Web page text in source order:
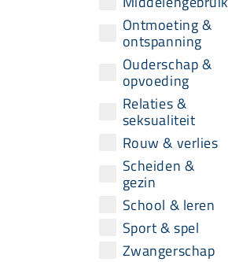
Ontmoeting &
ontspanning
Ouderschap &
opvoeding
Relaties &
seksualiteit
Rouw & verlies
Scheiden &
gezin
School & leren
Sport & spel
Zwangerschap